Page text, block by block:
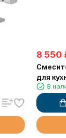
8 550
для
В